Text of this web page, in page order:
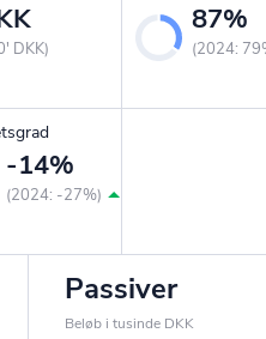
DKK)
87%
(2024:
-14%
(2024: -27%)
Passiver
Beløb i tusinde DKK